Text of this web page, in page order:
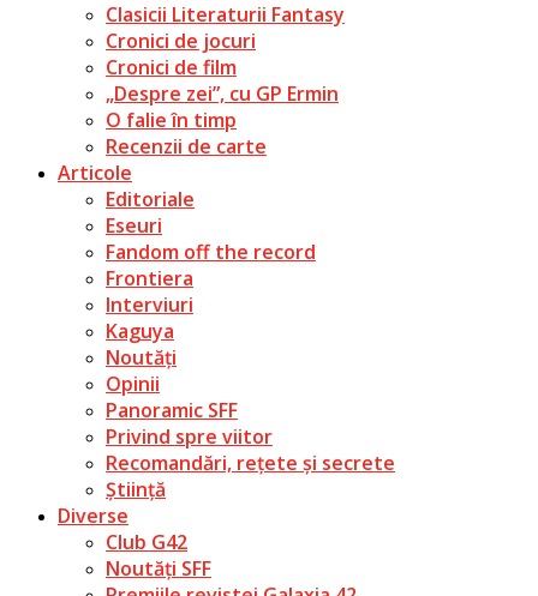
Clasicii Literaturii Fantasy
Cronici de jocuri
Cronici de film
„Despre zei”, cu GP Ermin
O falie în timp
Recenzii de carte
Articole
Editoriale
Eseuri
Fandom off the record
Frontiera
Interviuri
Kaguya
Noutăți
Opinii
Panoramic SFF
Privind spre viitor
Recomandări, rețete și secrete
Știință
Diverse
Club G42
Noutăți SFF